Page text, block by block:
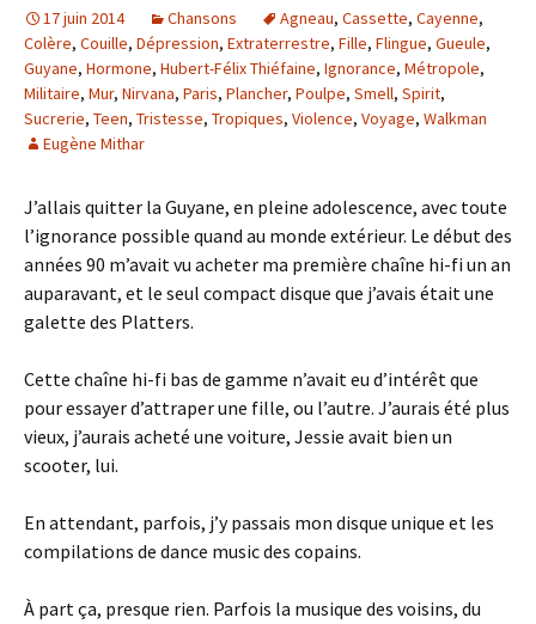
17 juin 2014 Chansons Agneau, Cassette, Cayenne,
Colère, Couille, Dépression, Extraterrestre, Fille, Flingue, Gueule,
Guyane, Hormone, Hubert-Félix Thiéfaine, Ignorance, Métropole,
Militaire, Mur, Nirvana, Paris, Plancher, Poulpe, Smell, Spirit,
Sucrerie, Teen, Tristesse, Tropiques, Violence, Voyage, Walkman
Eugène Mithar
J’allais quitter la Guyane, en pleine adolescence, avec toute
l’ignorance possible quand au monde extérieur. Le début des
années 90 m’avait vu acheter ma première chaîne hi-fi un an
auparavant, et le seul compact disque que j’avais était une
galette des Platters.
Cette chaîne hi-fi bas de gamme n’avait eu d’intérêt que
pour essayer d’attraper une fille, ou l’autre. J’aurais été plus
vieux, j’aurais acheté une voiture, Jessie avait bien un
scooter, lui.
En attendant, parfois, j’y passais mon disque unique et les
compilations de dance music des copains.
À part ça, presque rien. Parfois la musique des voisins, du